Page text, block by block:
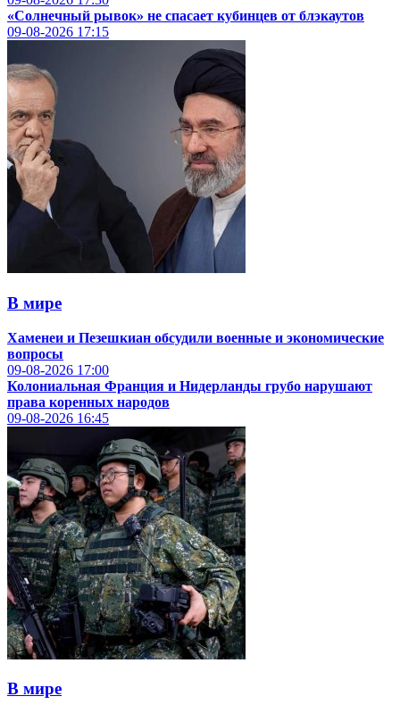
«Солнечный рывок» не спасает кубинцев от блэкаутов
09-08-2026 17:15
В мире
Хаменеи и Пезешкиан обсудили военные и экономические
вопросы
09-08-2026 17:00
Колониальная Франция и Нидерланды грубо нарушают
права коренных народов
09-08-2026 16:45
В мире